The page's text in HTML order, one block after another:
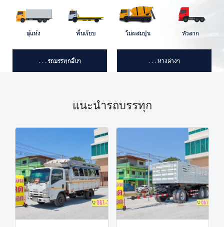
ตู้แห้ง พื้นเรียบ โม่ผสมปูน หัวลาก
. . . รถบรรทุกอื่นๆ . . . หางต่างๆ
แนะนำรถบรรทุก